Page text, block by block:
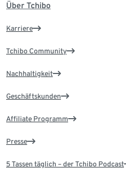
Über Tchibo
Karriere
Tchibo Community
Nachhaltigkeit
Geschäftskunden
Affiliate Programm
Presse
5 Tassen täglich – der Tchibo Podcast